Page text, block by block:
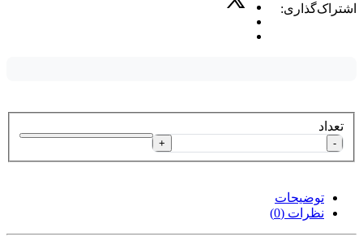
اشتراک‌گذاری:
تعداد
-
+
توضیحات
نظرات (0)